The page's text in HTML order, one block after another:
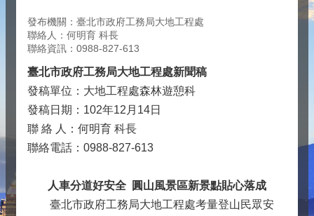
發布機關：臺北市政府工務局大地工程處
聯絡人：何明育 科長
聯絡資訊：0988-827-613
臺北市政府工務局大地工程處新聞稿
發稿單位：大地工程處森林遊憩科
發稿日期：102年12月14日
聯 絡 人：何明育 科長
聯絡電話：0988-827-613
人車分道好安全 圓山風景區新景點貼心落成
臺北市政府工務局大地工程處考量登山民眾安